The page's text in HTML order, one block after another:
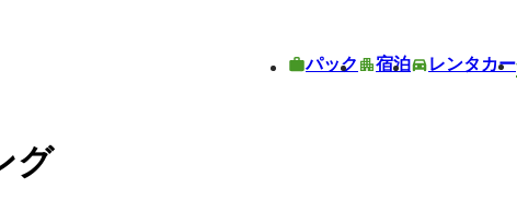
パック 宿泊 レンタカー
グ